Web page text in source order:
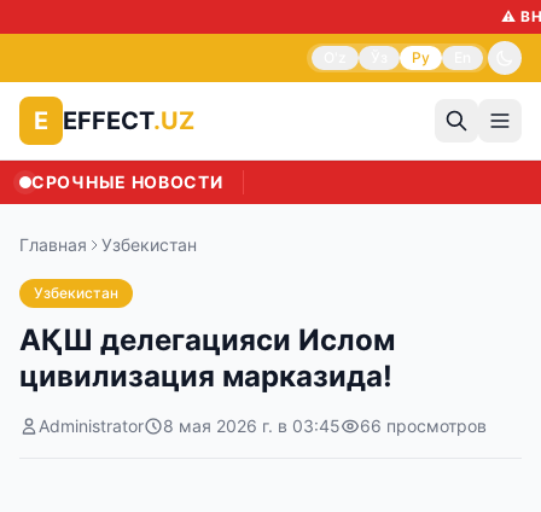
⚠️
Ру
E EFFECT.UZ
СРОЧНЫЕ НОВОСТИ
Главная Узбекистан
Узбекистан
АҚШ делегацияси Ислом
цивилизация марказида!
Administrator 8 мая 2026 г. в 03:45 66 просмотров